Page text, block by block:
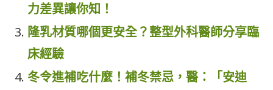
力差異讓你知！
隆乳材質哪個更安全？整型外科醫師分享臨
床經驗
冬令進補吃什麼！補冬禁忌，醫：「安迪